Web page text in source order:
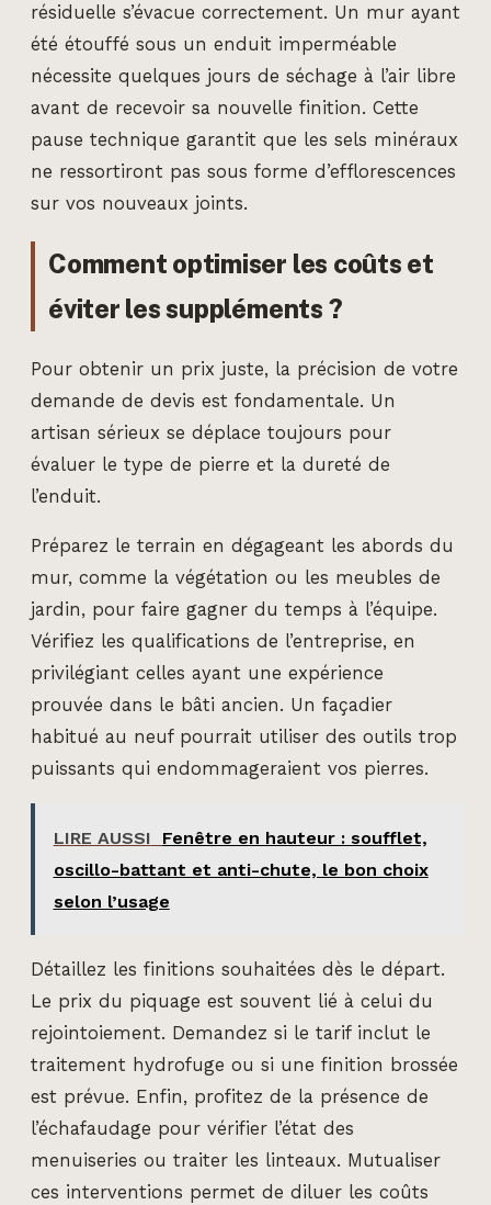
résiduelle s’évacue correctement. Un mur ayant
été étouffé sous un enduit imperméable
nécessite quelques jours de séchage à l’air libre
avant de recevoir sa nouvelle finition. Cette
pause technique garantit que les sels minéraux
ne ressortiront pas sous forme d’efflorescences
sur vos nouveaux joints.
Comment optimiser les coûts et
éviter les suppléments ?
Pour obtenir un prix juste, la précision de votre
demande de devis est fondamentale. Un
artisan sérieux se déplace toujours pour
évaluer le type de pierre et la dureté de
l’enduit.
Préparez le terrain en dégageant les abords du
mur, comme la végétation ou les meubles de
jardin, pour faire gagner du temps à l’équipe.
Vérifiez les qualifications de l’entreprise, en
privilégiant celles ayant une expérience
prouvée dans le bâti ancien. Un façadier
habitué au neuf pourrait utiliser des outils trop
puissants qui endommageraient vos pierres.
LIRE AUSSI
Fenêtre en hauteur : soufflet,
oscillo-battant et anti-chute, le bon choix
selon l’usage
Détaillez les finitions souhaitées dès le départ.
Le prix du piquage est souvent lié à celui du
rejointoiement. Demandez si le tarif inclut le
traitement hydrofuge ou si une finition brossée
est prévue. Enfin, profitez de la présence de
l’échafaudage pour vérifier l’état des
menuiseries ou traiter les linteaux. Mutualiser
ces interventions permet de diluer les coûts